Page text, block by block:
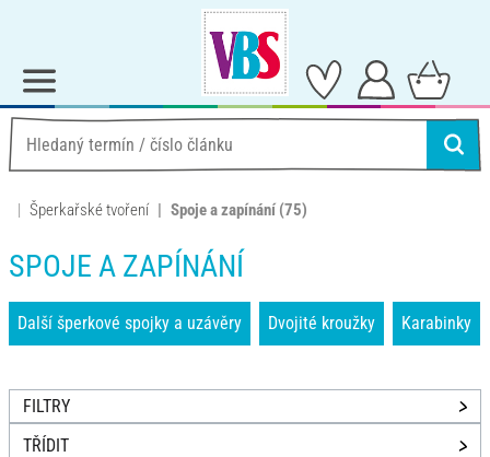
Šperkařské tvoření Spoje a zapínání (75)
SPOJE A ZAPÍNÁNÍ
Další šperkové spojky a uzávěry Dvojité kroužky Karabinky
FILTRY
TŘÍDIT